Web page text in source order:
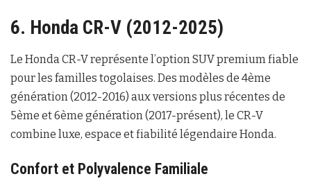
6. Honda CR-V (2012-2025)
Le Honda CR-V représente l’option SUV premium fiable
pour les familles togolaises. Des modèles de 4ème
génération (2012-2016) aux versions plus récentes de
5ème et 6ème génération (2017-présent), le CR-V
combine luxe, espace et fiabilité légendaire Honda.
Confort et Polyvalence Familiale